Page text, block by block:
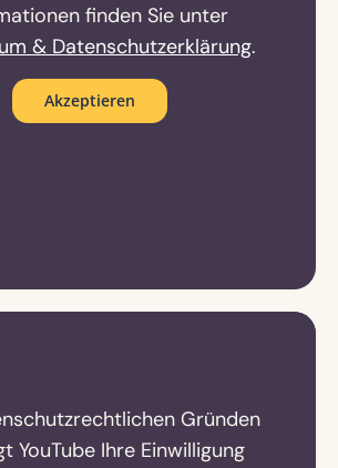
finden Sie unter
& Datenschutzerklärung.
Akzeptieren
Gründen
YouTube Ihre Einwilligung